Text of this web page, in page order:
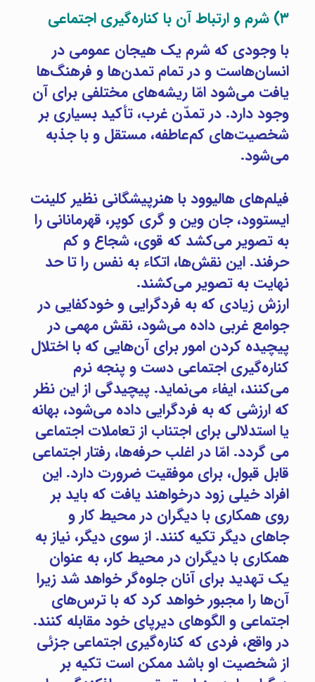
۳) شرم و ارتباط آن با کناره‌گیری اجتماعی
با وجودی که شرم یک هیجان عمومی در
انسان‌هاست و در تمام تمدن‌ها و فرهنگ‌ها
یافت می‌شود امّا ریشه‌های مختلفی برای آن
وجود دارد. در تمدّن غرب، تأکید بسیاری بر
شخصیت‌های کم‌عاطفه، مستقل و با جذبه
می‌شود.
فیلم‌های هالیوود با هنرپیشگانی نظیر کلینت
ایستوود، جان وین و گری کوپر، قهرمانانی را
به تصویر می‌کشد که قوی، شجاع و کم
حرفند. این نقش‌ها، اتکاء به نفس را تا حد
نهایت به تصویر می‌کشند.
ارزش زیادی که به فردگرایی و خودکفایی در
جوامع غربی داده می‌شود، نقش مهمی در
پیچیده کردن امور برای آن‌هایی که با اختلال
کناره‌گیری اجتماعی دست و پنجه نرم
می‌کنند، ایفاء می‌نماید. پیچیدگی از این نظر
که ارزشی که به فردگرایی داده می‌شود، بهانه
یا استدلالی برای اجتناب از تعاملات اجتماعی
می گردد. امّا در اغلب حرفه‌ها، رفتار اجتماعی
قابل قبول، برای موفقیت ضرورت دارد. این
افراد خیلی زود درخواهند یافت که باید بر
روی همکاری با دیگران در محیط کار و
جاهای دیگر تکیه کنند. از سوی دیگر، نیاز به
همکاری با دیگران در محیط کار، به عنوان
یک تهدید برای آنان جلوه‌گر خواهد شد زیرا
آن‌ها را مجبور خواهد کرد که با ترس‌های
اجتماعی و الگوهای دیرپای خود مقابله کنند.
در واقع، فردی که کناره‌گیری اجتماعی جزئی
از شخصیت او باشد ممکن است تکیه بر